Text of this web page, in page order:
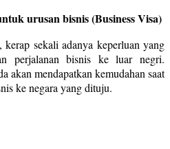
urusan bisnis (Business Visa)
sekali adanya keperluan yang
perjalanan bisnis ke luar negri.
akan mendapatkan kemudahan saat
ke negara yang dituju.